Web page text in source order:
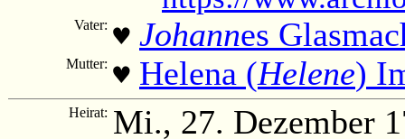
Vater: ♥ Johannes
Mutter: ♥ Helena (Helene)
Heirat: Mi., 27. Dezember